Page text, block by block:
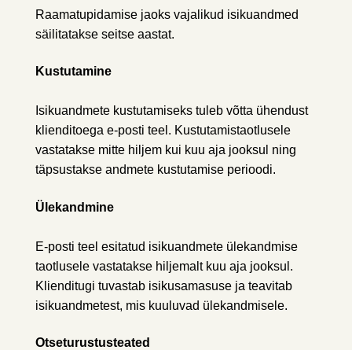
Raamatupidamise jaoks vajalikud isikuandmed
säilitatakse seitse aastat.
Kustutamine
Isikuandmete kustutamiseks tuleb võtta ühendust
klienditoega e-posti teel. Kustutamistaotlusele
vastatakse mitte hiljem kui kuu aja jooksul ning
täpsustakse andmete kustutamise perioodi.
Ülekandmine
E-posti teel esitatud isikuandmete ülekandmise
taotlusele vastatakse hiljemalt kuu aja jooksul.
Klienditugi tuvastab isikusamasuse ja teavitab
isikuandmetest, mis kuuluvad ülekandmisele.
Otseturustusteated